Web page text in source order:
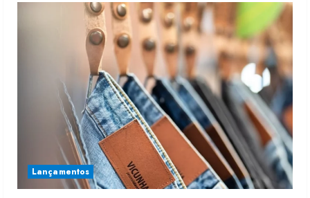
Ricci
lança
tingimento
estonado
para
denim
Lançamentos